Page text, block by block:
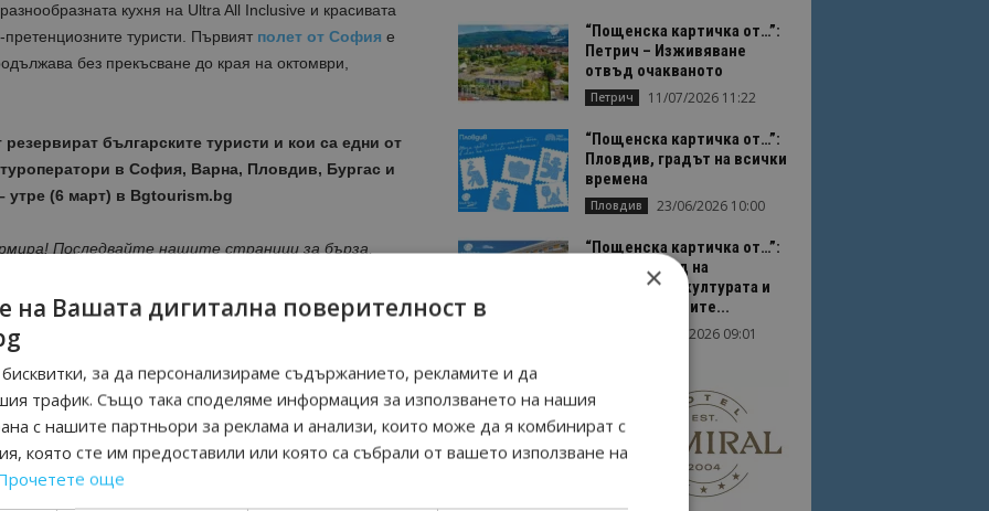
кухня на Ultra All Inclusive и красивата
туристи. Първият полет от София е
без прекъсване до края на октомври,
българските туристи и кои са едни от
в София, Варна, Пловдив, Бургас и
утре (6 март) в Bgtourism.bg
Последвайте нашите страници за бърза,
от туризма в България
за рекламно и информационно присъствие в
и независим източник на информация!
“Пощенска картичка от…”:
Петрич – Изживяване
отвъд очакваното
Петрич 11/07/2026 11:22
“Пощенска картичка от…”:
Пловдив, градът на всички
времена
Пловдив 23/06/2026 10:00
“Пощенска картичка от…”:
Перник – град на
традициите, културата и
вдъхновяващите...
17/06/2026 09:01
×
на Вашата дигитална поверителност в
за да персонализираме съдържанието, рекламите и да
трафик. Също така споделяме информация за използването на нашия
с нашите партньори за реклама и анализи, които може да я комбинират с
която сте им предоставили или която са събрали от вашето използване на
още